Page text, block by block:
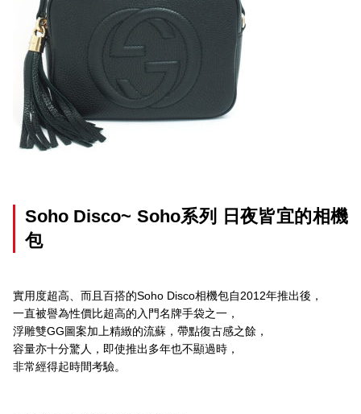
Soho Disco~ Soho系列 日夜皆宜的相機
包
實用度超高、而且百搭的Soho Disco相機包自2012年推出後，
一直被譽為性價比超高的入門名牌手袋之一，
浮雕雙GG圖案加上精緻的流蘇，帶點復古感之餘，
容量亦十分驚人，即使推出多年也不顯過時，
非常經得起時間考驗。